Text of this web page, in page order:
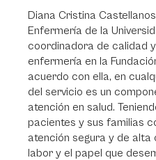
Diana Cristina
Enfermería de la
coordinadora de calidad
enfermería en la
acuerdo con ella, en
del servicio es un
atención en salud.
pacientes y sus familias
atención segura y de alta
labor y el papel que